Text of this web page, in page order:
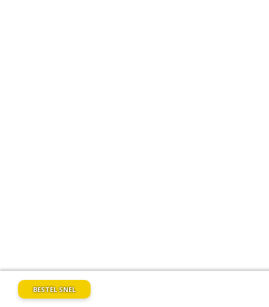
BESTEL SNEL